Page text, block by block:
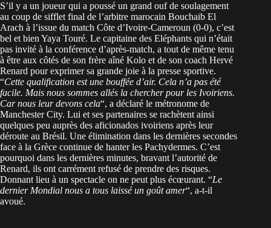
S’il y a un joueur qui a poussé un grand ouf de soulagement
au coup de sifflet final de l’arbitre marocain Bouchaib El
Arach à l’issue du match Côte d’Ivoire-Cameroun (0-0), c’est
bel et bien Yaya Touré. Le capitaine des Eléphants qui n’était
pas invité à la conférence d’après-match, a tout de même tenu
à être aux côtés de son frère aîné Kolo et de son coach Hervé
Renard pour exprimer sa grande joie à la presse sportive.
“Cette qualification est une bouffée d’air. Cela n’a pas été
facile. Mais nous sommes allés la chercher pour les Ivoiriens.
Car nous leur devons cela“, a déclaré le métronome de
Manchester City. Lui et ses partenaires se rachètent ainsi
quelques peu auprès des aficionados ivoiriens après leur
déroute au Brésil. Une élimination dans les dernières secondes
face à la Grèce continue de hanter les Pachydermes. C’est
pourquoi dans les dernières minutes, bravant l’autorité de
Renard, ils ont carrément refusé de prendre des risques.
Donnant lieu à un spectacle on ne peut plus écœurant. “Le
dernier Mondial nous a tous laissé un goût amer“, a-t-il
avoué.